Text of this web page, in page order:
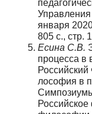
января
805 с., стр.
Есина С.В.
процесса
лософия в